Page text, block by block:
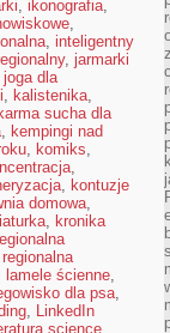
, ikonografia,
,
, inteligentny
, jarmarki
joga dla
, kalistenika,
karma sucha dla
, kempingi nad
, komiks,
,
, kontuzje
domowa,
, kronika
lamele ścienne,
dla psa,
, LinkedIn
science